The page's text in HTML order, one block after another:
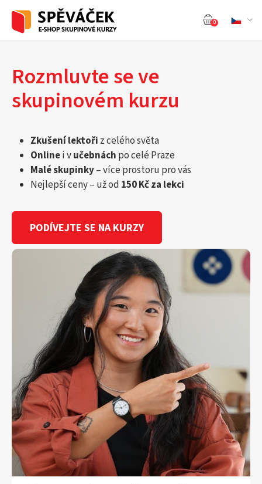
0
Rozmluvte se ve
skupinovém kurzu
Zkušení lektoři z celého světa
Onlinei vučebnách po celé Praze
Malé skupinky– více prostoru pro vás
Nejlepší ceny – už od 150 Kč za lekci
PODÍVEJTE SE NA KURZY